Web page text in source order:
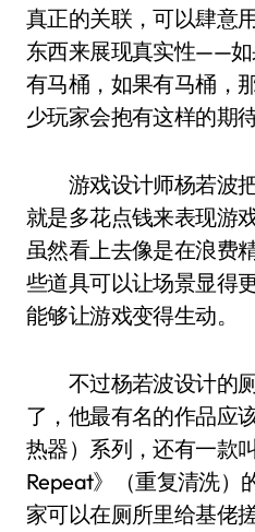
真正的关联，可以肆意
东西来展现真实性——
有马桶，如果有马桶，
少玩家会抱有这样的期待
游戏设计师杨若波把
就是多花点钱来表现游
虽然看上去像是在浪费
些道具可以让场景显得
能够让游戏变得生动。
不过杨若波设计的厕
了，他最有名的作品应
热器）系列，还有一款
Repeat》（重复清洗）
家可以在厕所里给基佬